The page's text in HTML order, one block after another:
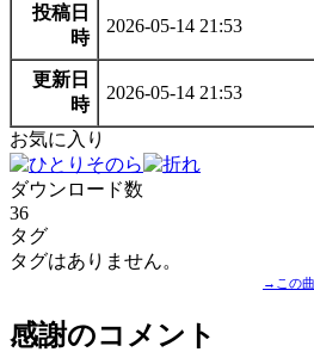
投稿日
時
2026-05-14 21:53
更新日
時
2026-05-14 21:53
お気に入り
ダウンロード数
36
タグ
タグはありません。
→この
感謝のコメント